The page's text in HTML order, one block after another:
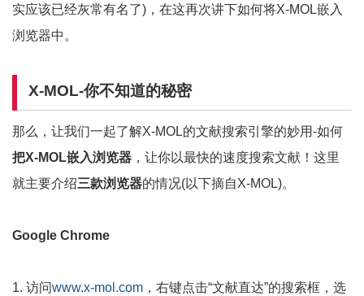
实应该已经灰常有名了)，在这再次讲下如何将X-MOL嵌入
浏览器中。
X-MOL-你不知道的秘密
那么，让我们一起了解X-MOL的文献搜索引擎的妙用-如何
把X-MOL嵌入浏览器 ，让你以最快的速度搜索文献！这里
就主要介绍三款浏览器的情况(以下摘自X-MOL)。
Google Chrome
1. 访问www.x-mol.com ，右键点击“文献直达”的搜索框，选